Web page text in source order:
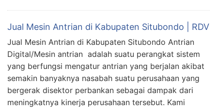
Jual Mesin Antrian di Kabupaten Situbondo | RDV
Jual Mesin Antrian di Kabupaten Situbondo Antrian
Digital/Mesin antrian adalah suatu perangkat sistem
yang berfungsi mengatur antrian yang berjalan akibat
semakin banyaknya nasabah suatu perusahaan yang
bergerak disektor perbankan sebagai dampak dari
meningkatnya kinerja perusahaan tersebut. Kami